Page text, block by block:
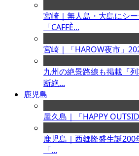
宮崎｜無人島・大島にシ
「CAFFÈ...
宮崎｜「HAROW夜市」
九州の絶景路線も掲載『
断絶...
鹿児島
屋久島｜「HAPPY
鹿児島｜西郷隆盛生誕
「...